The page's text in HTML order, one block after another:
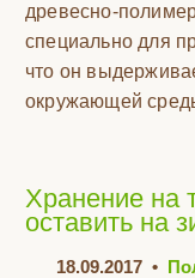
древесно-
специально для
что он
окружающей
Хранение на
оставить на
18.09.2017 •